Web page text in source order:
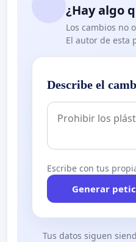
¿Hay algo
Los cambios no
El autor de esta
Describe el
Escribe con tus
Generar
Tus datos siguen